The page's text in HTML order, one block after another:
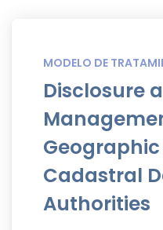
MODELO DE
Disclosure
Cadastral
Authorities